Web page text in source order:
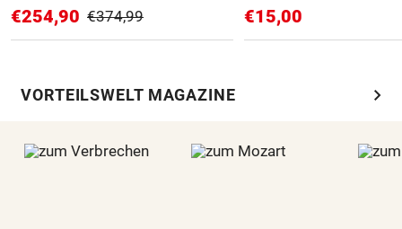
€254,90 €374,99 €15,00
VORTEILSWELT MAGAZINE chevron_right